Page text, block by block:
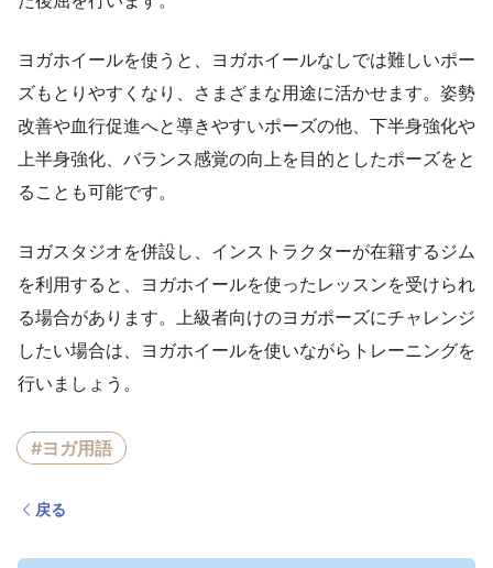
ヨガホイールを使うと、ヨガホイールなしでは難しいポー
ズもとりやすくなり、さまざまな用途に活かせます。姿勢
改善や血行促進へと導きやすいポーズの他、下半身強化や
上半身強化、バランス感覚の向上を目的としたポーズをと
ることも可能です。
ヨガスタジオを併設し、インストラクターが在籍するジム
を利用すると、ヨガホイールを使ったレッスンを受けられ
る場合があります。上級者向けのヨガポーズにチャレンジ
したい場合は、ヨガホイールを使いながらトレーニングを
行いましょう。
#ヨガ用語
戻る